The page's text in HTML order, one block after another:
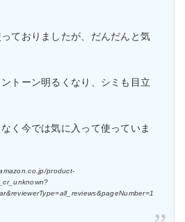
ておりましたが、だんだんと気
トーン明るくなり、シミも目立
く今では気に入って使っていま
product-